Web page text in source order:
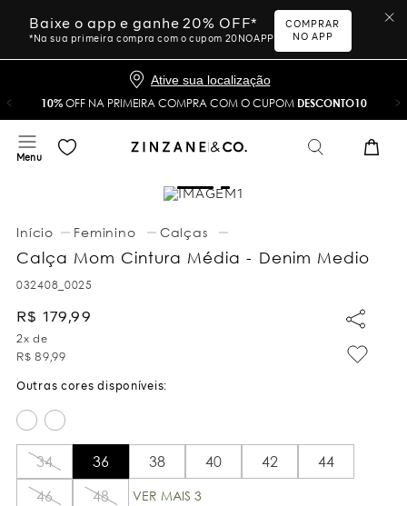
Baixe o app e ganhe 20% OFF*
*Na sua primeira compra com o cupom 20NOAPP
COMPRAR
NO APP
Ative sua localização
10%OFF NA PRIMEIRA COMPRA COM O CUPOM DESCONTO10
Feminino Calças
Calça Mom Cintura Média - Denim Medio
032408_0025
R$ 179,99
2x de
R$ 89,99
34 36 38 40 42
44
46
48 VER MAIS 3